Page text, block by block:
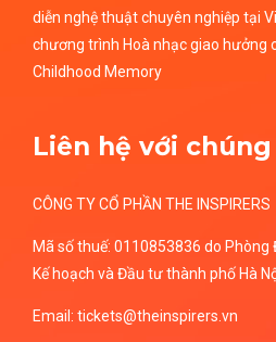
diễn nghệ thuật chuyên nghiệp tại
chương trình Hoà nhạc giao hưởng
Childhood Memory
Liên hệ với
CÔNG TY CỔ PHẦN THE INSPIRERS
Mã số thuế: 0110853836 do Phòng
Kế hoạch và Đầu tư thành phố Hà
Email: tickets@theinspirers.vn